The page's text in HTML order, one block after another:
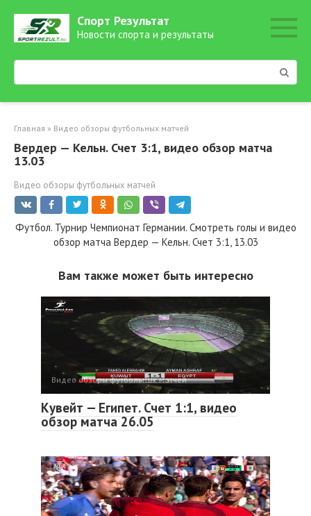
контенту
Спорт Результат
Новости спорта и результаты
Поиск:
Главная » Видео обзоры футбольных матчей
Вердер — Кельн. Счет 3:1, видео обзор матча
13.03
Видео обзоры футбольных матчей
Футбол. Турнир Чемпионат Германии. Смотреть голы и видео
обзор матча Вердер — Кельн. Счет 3:1, 13.03
Вам также может быть интересно
Видео обзоры футбольных матчей
Кувейт — Египет. Счет 1:1, видео
обзор матча 26.05